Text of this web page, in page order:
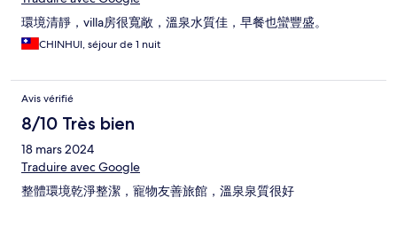
環境清靜，villa房很寬敞，溫泉水質佳，早餐也蠻豐盛。
CHINHUI, séjour de 1 nuit
Avis vérifié
8/10 Très bien
18 mars 2024
Traduire avec Google
整體環境乾淨整潔，寵物友善旅館，溫泉泉質很好